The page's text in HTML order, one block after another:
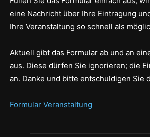
eine Nachricht über Ihre Eintragung
Ihre Veranstaltung so schnell als
Aktuell gibt das Formular ab und an
aus. Diese dürfen Sie ignorieren; die
an. Danke und bitte entschuldigen Sie
Formular Veranstaltung